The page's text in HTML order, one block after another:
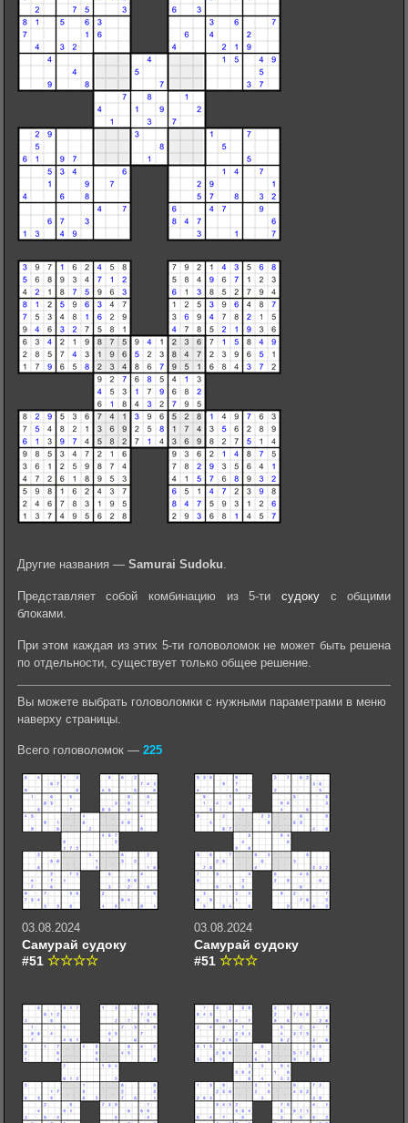
Другие названия — Samurai Sudoku.
Представляет собой комбинацию из 5-тисудоку с общими
блоками.
При этом каждая из этих 5-ти головоломок не может быть решена
по отдельности, существует только общее решение.
Вы можете выбрать головоломки с нужными параметрами в меню
наверху страницы.
Всего головоломок — 225
03.08.2024
Самурай судоку
#51
03.08.2024
Самурай судоку
#51